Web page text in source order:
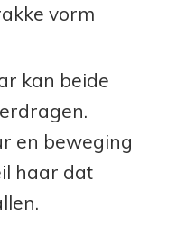
vorm
kan beide
en beweging
haar dat